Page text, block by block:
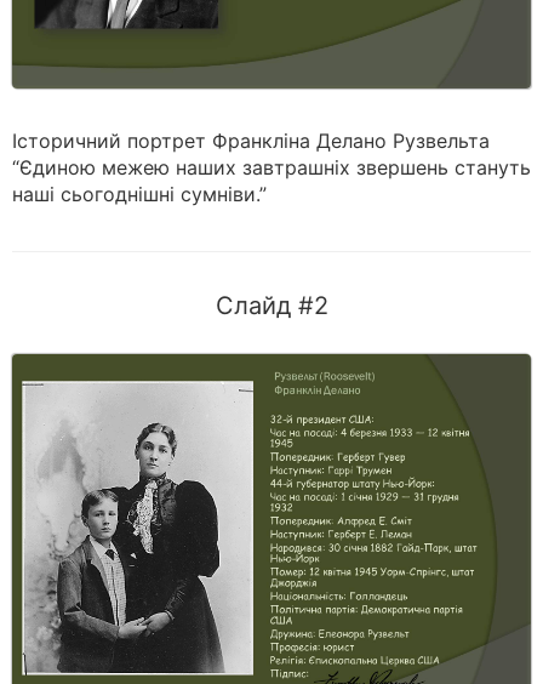
Історичний портрет Франкліна Делано Рузвельта
“Єдиною межею наших завтрашніх звершень стануть
наші сьогоднішні сумніви.”
Слайд #2